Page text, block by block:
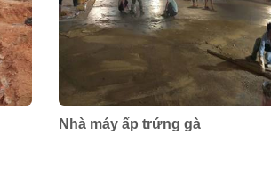
Nhà máy ấp trứng gà